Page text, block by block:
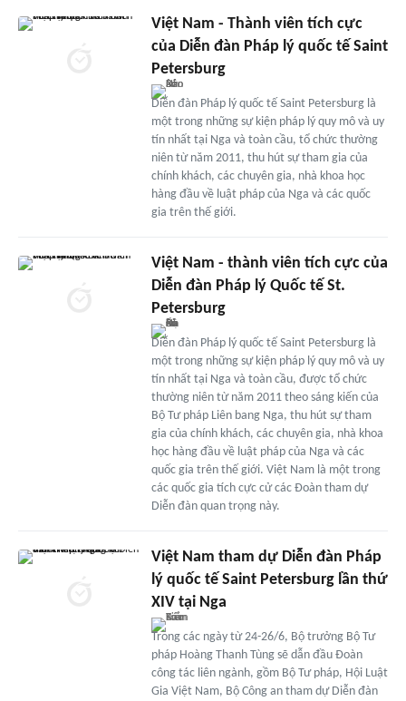
Việt Nam - Thành viên tích cực
của Diễn đàn Pháp lý quốc tế Saint
Petersburg
Diễn đàn Pháp lý quốc tế Saint Petersburg là
một trong những sự kiện pháp lý quy mô và uy
tín nhất tại Nga và toàn cầu, tổ chức thường
niên từ năm 2011, thu hút sự tham gia của
chính khách, các chuyên gia, nhà khoa học
hàng đầu về luật pháp của Nga và các quốc
gia trên thế giới.
Việt Nam - thành viên tích cực của
Diễn đàn Pháp lý Quốc tế St.
Petersburg
Diễn đàn Pháp lý quốc tế Saint Petersburg là
một trong những sự kiện pháp lý quy mô và uy
tín nhất tại Nga và toàn cầu, được tổ chức
thường niên từ năm 2011 theo sáng kiến của
Bộ Tư pháp Liên bang Nga, thu hút sự tham
gia của chính khách, các chuyên gia, nhà khoa
học hàng đầu về luật pháp của Nga và các
quốc gia trên thế giới. Việt Nam là một trong
các quốc gia tích cực cử các Đoàn tham dự
Diễn đàn quan trọng này.
Việt Nam tham dự Diễn đàn Pháp
lý quốc tế Saint Petersburg lần thứ
XIV tại Nga
Trong các ngày từ 24-26/6, Bộ trưởng Bộ Tư
pháp Hoàng Thanh Tùng sẽ dẫn đầu Đoàn
công tác liên ngành, gồm Bộ Tư pháp, Hội Luật
Gia Việt Nam, Bộ Công an tham dự Diễn đàn